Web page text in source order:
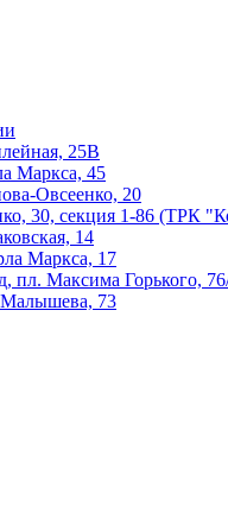
25В
Маркса, 45
Овсеенко, 20
30, секция 1-86 (ТРК
14
Маркса, 17
пл. Максима Горького,
Малышева, 73